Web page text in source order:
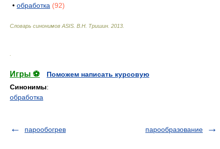
• обработка (92)
Словарь синонимов ASIS. В.Н. Тришин 2013
Игры ⚽
Поможем написать курсовую
Синонимы:
обработка
парообогрев парообразование